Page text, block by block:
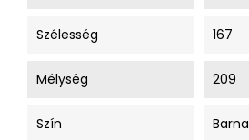
Szélesség 167
Mélység 209
Szín Barna